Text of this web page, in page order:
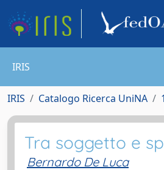
IRIS
IRIS Catalogo Ricerca UniNA
Tra soggetto e
Bernardo De Luca